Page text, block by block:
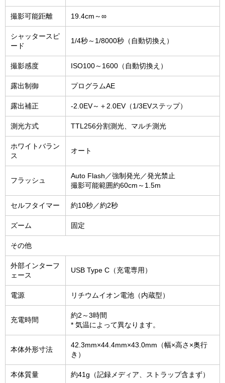
撮影可能距離 19.4cm～∞
シャッタースピ
ード
1/4秒～1/8000秒（自動切換え）
撮影感度 ISO100～1600（自動切換え）
露出制御 プログラムAE
露出補正 -2.0EV～＋2.0EV（1/3EVステップ）
測光方式 TTL256分割測光、マルチ測光
ホワイトバラン
ス
オート
フラッシュ
Auto Flash／強制発光／発光禁止
撮影可能範囲約60cm～1.5m
セルフタイマー 約10秒／約2秒
ズーム 固定
その他
外部インターフ
ェース
USB Type C（充電専用）
電源 リチウムイオン電池（内蔵型）
充電時間
約2～3時間
* 気温によって異なります。
本体外形寸法
42.3mm×44.4mm×43.0mm（幅×高さ×奥行
き）
本体質量 約41g（記録メディア、ストラップ含まず）